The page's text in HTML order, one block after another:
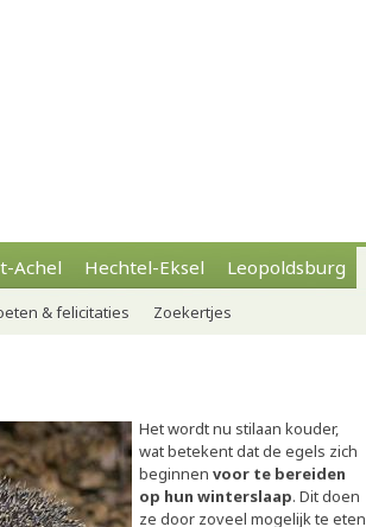
Achel Hechtel-Eksel Leopoldsburg
& felicitaties Zoekertjes
Het wordt nu stilaan kouder,
wat betekent dat de egels zich
beginnen voor te bereiden
op hun winterslaap. Dit doen
ze door zoveel mogelijk te eten